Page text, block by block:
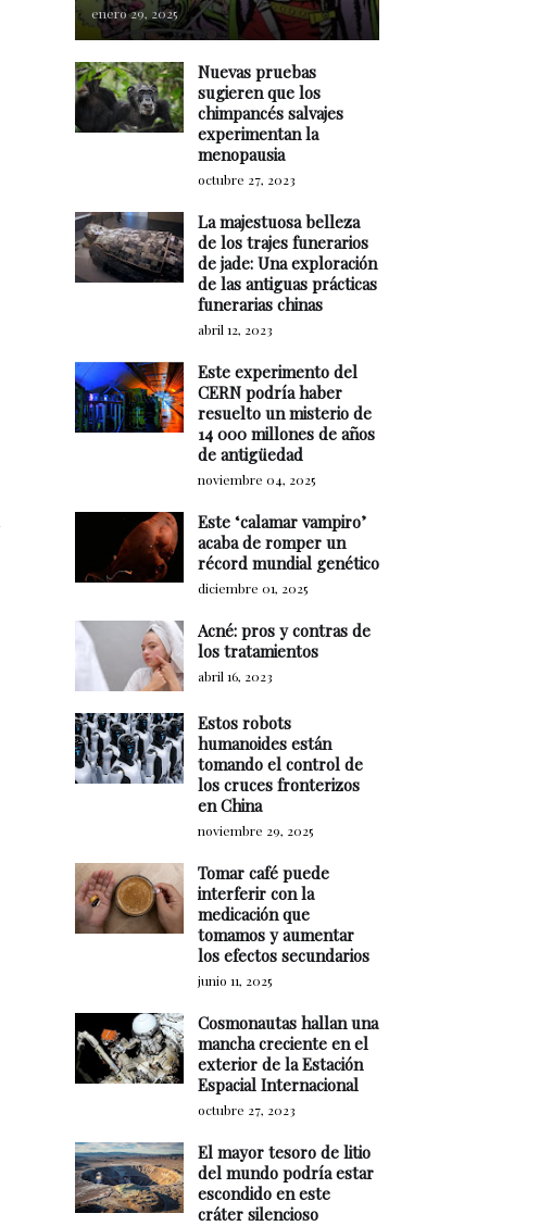
enero 29, 2025
Nuevas pruebas
sugieren que los
chimpancés salvajes
experimentan la
menopausia
octubre 27, 2023
La majestuosa belleza
de los trajes funerarios
de jade: Una exploración
de las antiguas prácticas
funerarias chinas
abril 12, 2023
Este experimento del
CERN podría haber
resuelto un misterio de
14 000 millones de años
de antigüedad
noviembre 04, 2025
Este ‘calamar vampiro’
acaba de romper un
récord mundial genético
diciembre 01, 2025
Acné: pros y contras de
los tratamientos
abril 16, 2023
Estos robots
humanoides están
tomando el control de
los cruces fronterizos
en China
noviembre 29, 2025
Tomar café puede
interferir con la
medicación que
tomamos y aumentar
los efectos secundarios
junio 11, 2025
Cosmonautas hallan una
mancha creciente en el
exterior de la Estación
Espacial Internacional
octubre 27, 2023
El mayor tesoro de litio
del mundo podría estar
escondido en este
cráter silencioso